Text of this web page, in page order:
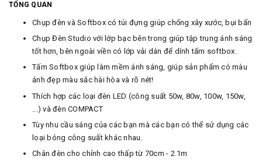
TỔNG QUAN
Chụp đèn và Softbox có túi đựng giúp chống xây xước, bụi bẩn
Chụp Đèn Studio với lớp bạc bên trong giúp tập trung ánh sáng
tốt hơn, bên ngoài viền có lớp vải dán để dính tấm softbox.
Tấm Softbox giúp làm mềm ánh sáng, giúp sản phẩm có màu
ảnh đẹp màu sắc hài hòa và rõ nét!
Thích hợp các loại đèn LED (công suất 50w, 80w, 100w, 150w,
...) và đèn COMPACT
Tùy nhu cầu sáng của các bạn mà các bạn có thể sử dụng các
loại bóng công suất khác nhau.
Chân đèn cho chỉnh cao thấp từ 70cm - 2.1m